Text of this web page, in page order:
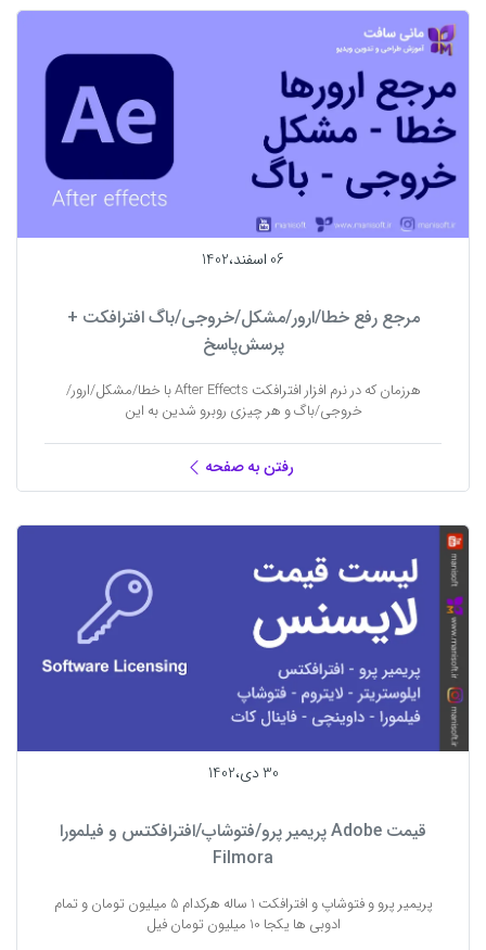
06 اسفند،1402
مرجع رفع خطا/ارور/مشکل/خروجی/باگ افترافکت +
پرسش‌پاسخ
هرزمان که در نرم افزار افترافکت After Effects با خطا/مشکل/ارور/
خروجی/باگ و هر چیزی روبرو شدین به این
رفتن به صفحه
30 دی،1402
قیمت Adobe پریمیر پرو/فتوشاپ/افترافکتس و فیلمورا
Filmora
پریمیر پرو و فتوشاپ و افترافکت 1 ساله هرکدام 5 میلیون تومان و تمام
ادوبی ها یکجا 10 میلیون تومان فیل